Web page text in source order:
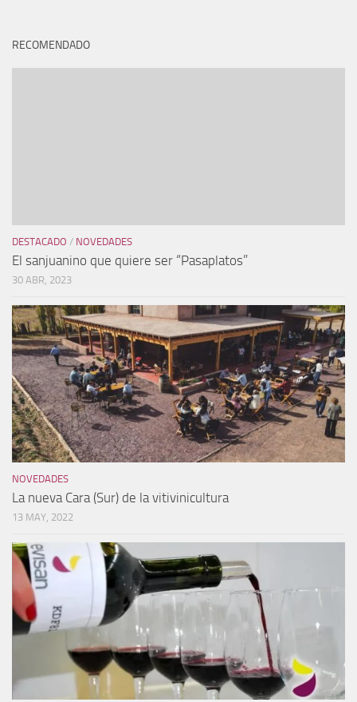
RECOMENDADO
DESTACADO / NOVEDADES
El sanjuanino que quiere ser “Pasaplatos”
30 ABR, 2023
NOVEDADES
La nueva Cara (Sur) de la vitivinicultura
13 MAY, 2022